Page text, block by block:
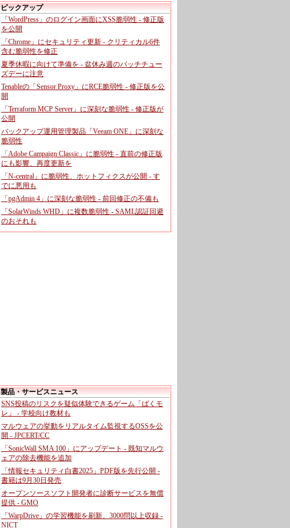
ピックアップ
「WordPress」のログイン画面にXSS脆弱性 - 修正版
を公開
「Chrome」にセキュリティ更新 - クリティカル6件
含む脆弱性を修正
夏季休暇に向けて準備を - 盆休み週のパッチチュー
ズデーに注意
Tenableの「Sensor Proxy」にRCE脆弱性 - 修正版を公
開
「Terraform MCP Server」に深刻な脆弱性 - 修正版が
公開
バックアップ運用管理製品「Veeam ONE」に深刻な
脆弱性
「Adobe Campaign Classic」に脆弱性 - 直前の修正版
にも影響、再度更新を
「N-central」に脆弱性、ホットフィクスが公開 - す
でに悪用も
「pgAdmin 4」に深刻な脆弱性 - 前回修正の不備も
「SolarWinds WHD」に複数脆弱性 - SAML認証回避
のおそれも
製品・サービスニュース
SNS投稿のリスクを疑似体験できるゲーム「ばくモ
レ」 - 学校向け教材も
マルウェアの挙動をリアルタイム監視するOSSを公
開 - JPCERT/CC
「SonicWall SMA 100」にアップデート - 既知マルウ
ェアの除去機能を追加
「情報セキュリティ白書2025」PDF版を先行公開 -
書籍は9月30日発売
オープンソースソフト開発者に診断サービスを無償
提供 - GMO
「WarpDrive」の学習機能を刷新、3000問以上収録 -
NICT